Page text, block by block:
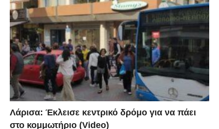
Λάρισα: Έκλεισε κεντρικό δρόμο για να πάει
στο κομμωτήριο (Video)